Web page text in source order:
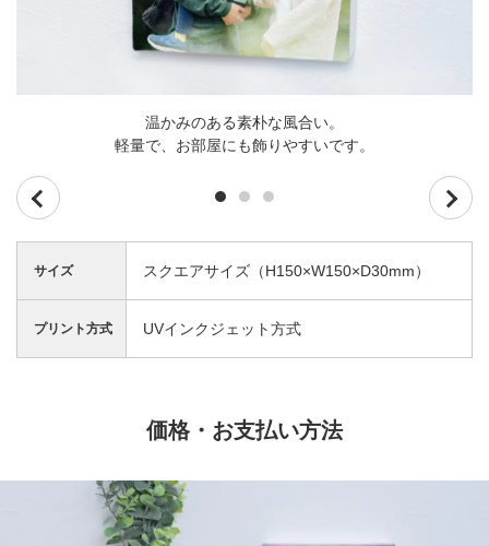
温かみのある素朴な風合い。
軽量で、お部屋にも飾りやすいです。
サイズ スクエアサイズ（H150×W150×D30mm）
プリント方式 UVインクジェット方式
価格・お支払い方法